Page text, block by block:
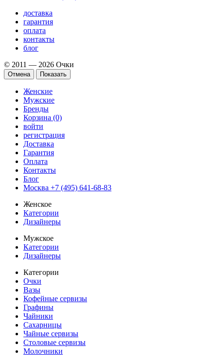
доставка
гарантия
оплата
контакты
блог
© 2011 — 2026 Очки
Отмена Показать
Женские
Мужские
Бренды
Корзина (0)
войти
регистрация
Доставка
Гарантия
Оплата
Контакты
Блог
Москва +7 (495) 641-68-83
Женское
Категории
Дизайнеры
Мужское
Категории
Дизайнеры
Категории
Очки
Вазы
Кофейные сервизы
Графины
Чайники
Сахарницы
Чайные сервизы
Столовые сервизы
Молочники